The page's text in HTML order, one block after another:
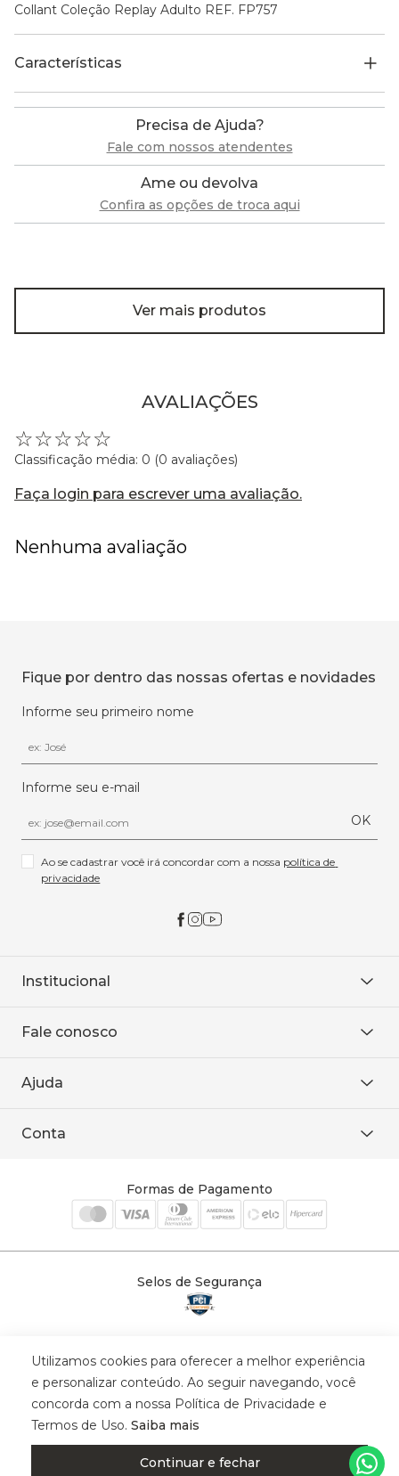
Collant Coleção Replay Adulto REF. FP757
Características
Precisa de Ajuda?
Fale com nossos atendentes
Ame ou devolva
Confira as opções de troca aqui
Ver mais produtos
AVALIAÇÕES
☆☆☆☆☆
Classificação média: 0 (0 avaliações)
Faça login para escrever uma avaliação.
Nenhuma avaliação
Fique por dentro das nossas ofertas e novidades
Informe seu primeiro nome
Informe seu e-mail
OK
Ao se cadastrar você irá concordar com a nossa política de
privacidade
Institucional
Onde encontrar
Baixe o APP
Fale conosco
WhatsApp
Ajuda
Política de entrega
Conta
Cadastre-se
Formas de Pagamento
Selos de Segurança
© 2025 Trinys Indústria e Comércio Ltda - Todos os direitos reservados
| CNPJ: 59.907.634/0001-75 | Rua Santa Augusta, 409 - Vila
Califórnia - Osvaldo Cruz - SP - CEP: 17702-316.
Utilizamos cookies para oferecer a melhor experiência
e personalizar conteúdo. Ao seguir navegando, você
concorda com a nossa Política de Privacidade e
Termos de Uso. Saiba mais
Continuar e fechar